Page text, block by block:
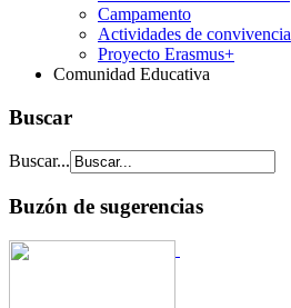
Campamento
Actividades de convivencia
Proyecto Erasmus+
Comunidad Educativa
Buscar
Buscar...
Buzón de sugerencias